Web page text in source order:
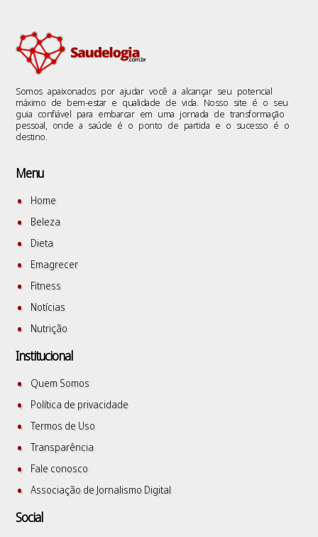
Somos apaixonados por ajudar você a alcançar seu potencial
máximo de bem-estar e qualidade de vida. Nosso site é o seu
guia confiável para embarcar em uma jornada de transformação
pessoal, onde a saúde é o ponto de partida e o sucesso é o
destino.
Menu
Home
Beleza
Dieta
Emagrecer
Fitness
Notícias
Nutrição
Institucional
Quem Somos
Política de privacidade
Termos de Uso
Transparência
Fale conosco
Associação de Jornalismo Digital
Social